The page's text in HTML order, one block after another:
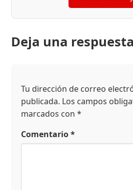
Deja una respuesta
Tu dirección de correo
publicada. Los campos
marcados con*
Comentario*